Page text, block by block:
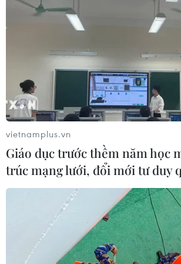
Áp dụng "luồng xanh" cho nhà đầu
tư dự án hạ tầng công nghiệp phía
08/08/2026 01:45
Quốc hội thảo luận dự án Luật Dầu
khí (sửa đổi), bảo đảm an ninh năng
lượng
08/08/2026 01:33
Việt Nam cần theo dõi chặt chẽ các
biện pháp phòng vệ thương mại tại
08/08/2026 00:39
vietnamplus.vn
Giáo dục trước thềm năm học
trúc mạng lưới, đổi mới tư duy